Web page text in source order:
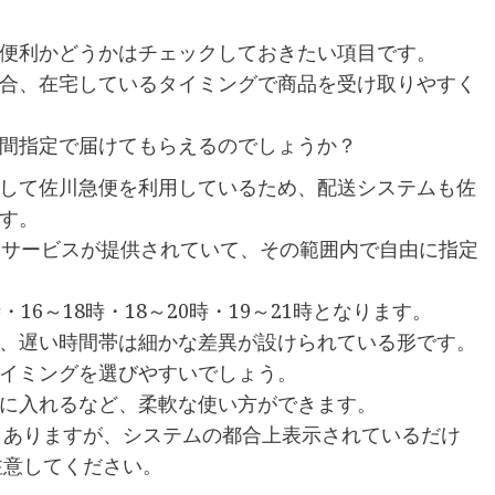
かどうかはチェックしておきたい項目です。
、在宅しているタイミングで商品を受け取りやすく
指定で届けてもらえるのでしょうか？
て佐川急便を利用しているため、配送システムも佐
。
ービスが提供されていて、その範囲内で自由に指定
～18時・18～20時・19～21時となります。
い時間帯は細かな差異が設けられている形です。
ングを選びやすいでしょう。
れるなど、柔軟な使い方ができます。
りますが、システムの都合上表示されているだけ
してください。